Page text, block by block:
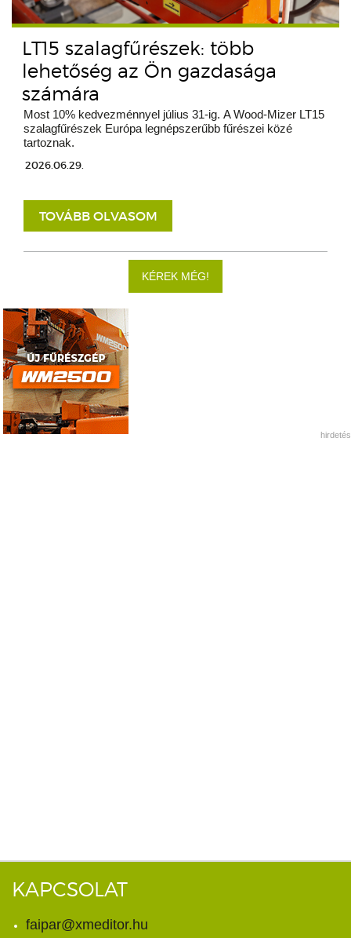
LT15 szalagfűrészek: több
lehetőség az Ön gazdasága
számára
Most 10% kedvezménnyel július 31-ig. A Wood-Mizer LT15
szalagfűrészek Európa legnépszerűbb fűrészei közé
tartoznak.
2026.06.29.
TOVÁBB OLVASOM
KÉREK MÉG!
hirdetés
KAPCSOLAT
faipar@xmeditor.hu